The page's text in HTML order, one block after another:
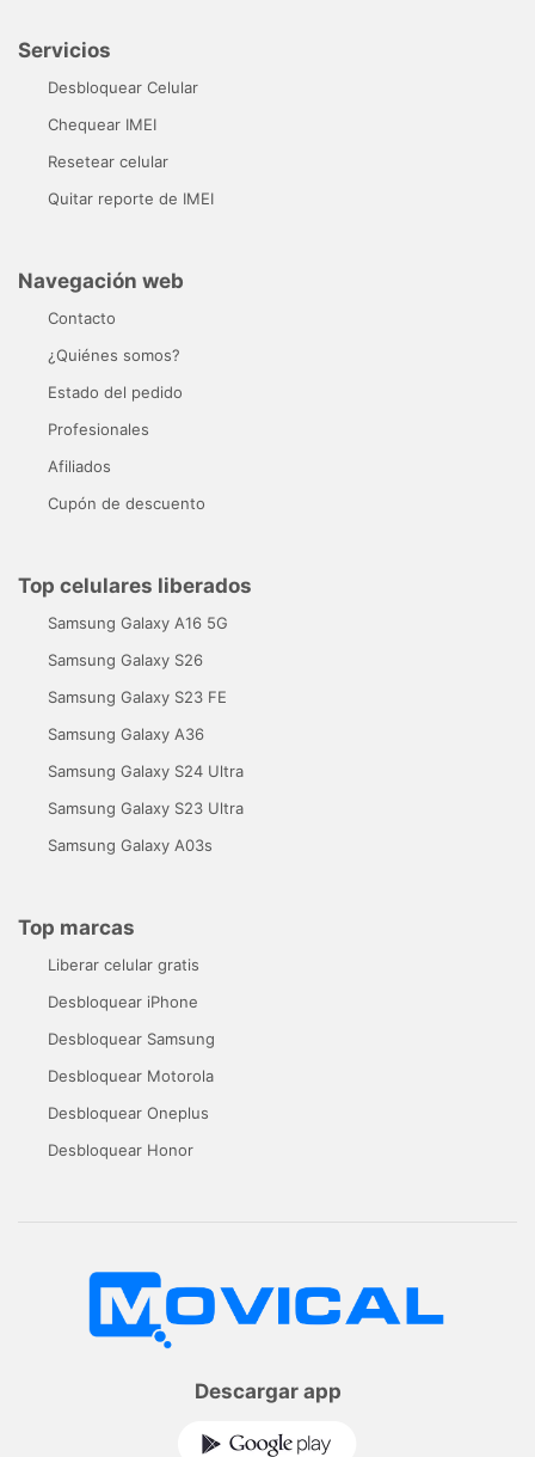
Servicios
Desbloquear Celular
Chequear IMEI
Resetear celular
Quitar reporte de IMEI
Navegación web
Contacto
¿Quiénes somos?
Estado del pedido
Profesionales
Afiliados
Cupón de descuento
Top celulares liberados
Samsung Galaxy A16 5G
Samsung Galaxy S26
Samsung Galaxy S23 FE
Samsung Galaxy A36
Samsung Galaxy S24 Ultra
Samsung Galaxy S23 Ultra
Samsung Galaxy A03s
Top marcas
Liberar celular gratis
Desbloquear iPhone
Desbloquear Samsung
Desbloquear Motorola
Desbloquear Oneplus
Desbloquear Honor
Descargar app